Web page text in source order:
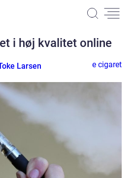
i høj kvalitet online
Larsen e cigaret